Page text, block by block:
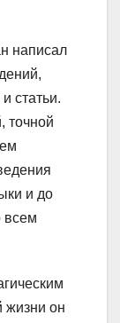
написал
статьи.
точной
и до
всем
жизни он